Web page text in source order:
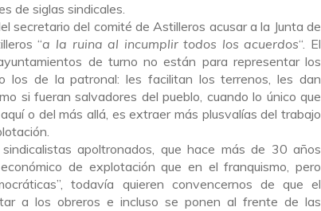
de siglas sindicales.
secretario del comité de Astilleros acusar a la Junta de
“a la ruina al incumplir todos los acuerdos“. El
de turno no están para representar los
los de la patronal: les facilitan los terrenos, les dan
si fueran salvadores del pueblo, cuando lo único que
o del más allá, es extraer más plusvalías del trabajo
apoltronados, que hace más de 30 años
de explotación que en el franquismo, pero
todavía quieren convencernos de que el
a los obreros e incluso se ponen al frente de las